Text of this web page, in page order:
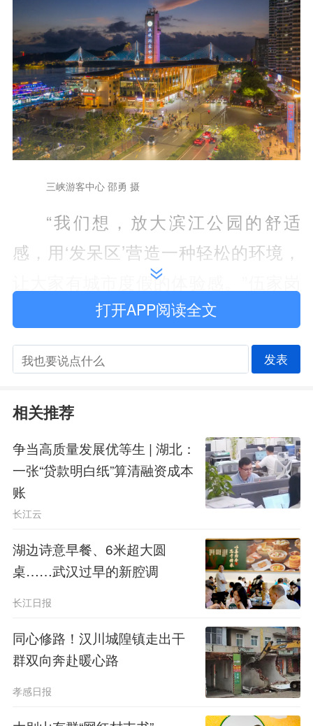
三峡游客中心 邵勇 摄
“我们想，放大滨江公园的舒适
感，用‘发呆区’营造一种轻松的环境，
让大家有城市度假的体验感。”伍家岗
区文化和旅游局副局长宋婷婷介绍“江
岸发呆区”的打造思路时说。
“江岸发呆区”只是缩影。整个“五
一”假期，伍家岗在滨江公园，特别是
九码头文商旅综合体沿线打出“慢下
来”的组合拳：江豚广场的滑板秀、夷
陵长江大桥下的露天音乐会、发呆区晚
而是一种“你就待着，也很好”的氛围。
“我们下高速经过夷陵长江大桥，
就被这边五颜六色的装置吸引了，停了
车过来看看山水，吹吹风，太舒服
了。”从长沙来宜昌的游客何玉湘带着
女儿自驾来宜昌，刚一进城就被“拽”住
打开APP阅读全文
发表
相关推荐
争当高质量发展优等生 | 湖北：
一张“贷款明白纸”算清融资成本
账
长江云
湖边诗意早餐、6米超大圆
桌……武汉过早的新腔调
长江日报
同心修路！汉川城隍镇走出干
群双向奔赴暖心路
孝感日报